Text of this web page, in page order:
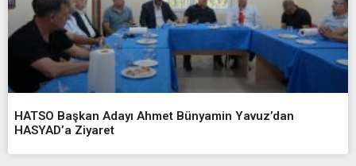
HATSO Başkan Adayı Ahmet Bünyamin Yavuz’dan
HASYAD’a Ziyaret